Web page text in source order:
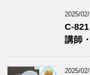
2025/
C-
講師
2025/